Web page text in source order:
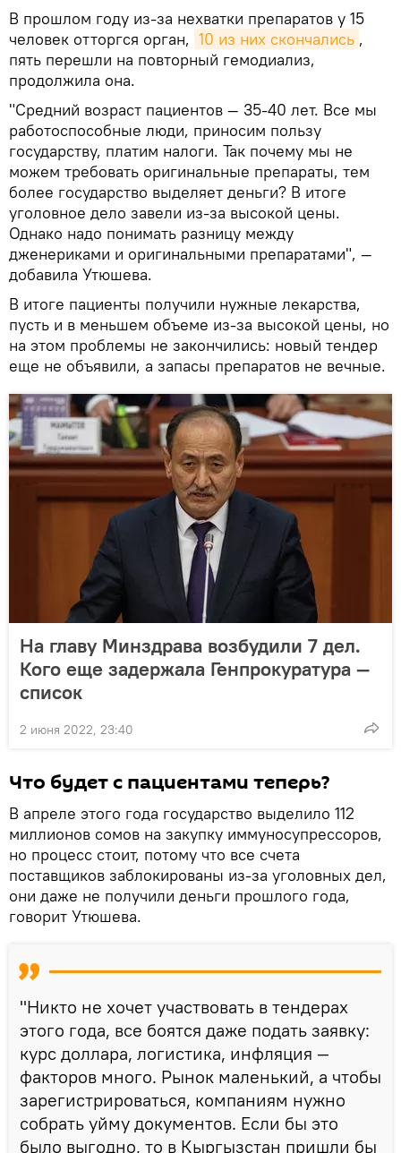
В прошлом году из-за нехватки препаратов у 15
человек отторгся орган, 10 из них скончались ,
пять перешли на повторный гемодиализ,
продолжила она.
"Средний возраст пациентов — 35-40 лет. Все мы
работоспособные люди, приносим пользу
государству, платим налоги. Так почему мы не
можем требовать оригинальные препараты, тем
более государство выделяет деньги? В итоге
уголовное дело завели из-за высокой цены.
Однако надо понимать разницу между
дженериками и оригинальными препаратами", —
добавила Утюшева.
В итоге пациенты получили нужные лекарства,
пусть и в меньшем объеме из-за высокой цены, но
на этом проблемы не закончились: новый тендер
еще не объявили, а запасы препаратов не вечные.
На главу Минздрава возбудили 7 дел.
Кого еще задержала Генпрокуратура —
список
2 июня 2022, 23:40
Что будет с пациентами теперь?
В апреле этого года государство выделило 112
миллионов сомов на закупку иммуносупрессоров,
но процесс стоит, потому что все счета
поставщиков заблокированы из-за уголовных дел,
они даже не получили деньги прошлого года,
говорит Утюшева.
"Никто не хочет участвовать в тендерах
этого года, все боятся даже подать заявку:
курс доллара, логистика, инфляция —
факторов много. Рынок маленький, а чтобы
зарегистрироваться, компаниям нужно
собрать уйму документов. Если бы это
было выгодно, то в Кыргызстан пришли бы